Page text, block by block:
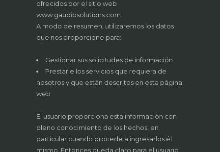
ofrecidos por el sitio web
www.gaudiosolutions.com.
A modo de resumen, utilizaremos los datos
que nos proporcione para:
Gestionar sus solicitudes de información
Prestarle los servicios que requiera de
nosotros y que están descritos en esta página
web
El usuario proporciona esta información con
pleno conocimiento de los hechos, en
particular cuando procede a ingresarlos él
mismo. Entonces queda claro para el usuario